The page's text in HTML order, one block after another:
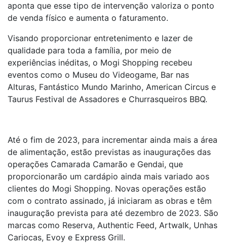
aponta que esse tipo de intervenção valoriza o ponto
de venda físico e aumenta o faturamento.
Visando proporcionar entretenimento e lazer de
qualidade para toda a família, por meio de
experiências inéditas, o Mogi Shopping recebeu
eventos como o Museu do Videogame, Bar nas
Alturas, Fantástico Mundo Marinho, American Circus e
Taurus Festival de Assadores e Churrasqueiros BBQ.
Até o fim de 2023, para incrementar ainda mais a área
de alimentação, estão previstas as inaugurações das
operações Camarada Camarão e Gendai, que
proporcionarão um cardápio ainda mais variado aos
clientes do Mogi Shopping. Novas operações estão
com o contrato assinado, já iniciaram as obras e têm
inauguração prevista para até dezembro de 2023. São
marcas como Reserva, Authentic Feed, Artwalk, Unhas
Cariocas, Evoy e Express Grill.